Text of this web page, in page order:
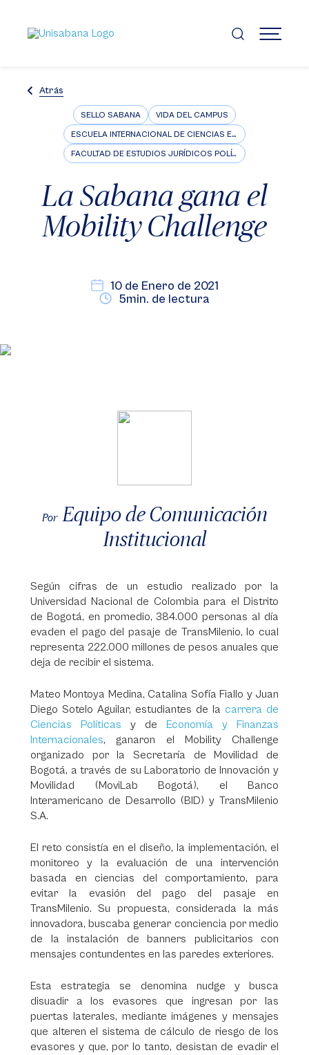
contenido
principal
MENÚ
Atrás
SELLO SABANA VIDA DEL CAMPUS
ESCUELA INTERNACIONAL DE CIENCIAS ECONÓMICAS Y ADMINISTRATIVAS
FACULTAD DE ESTUDIOS JURÍDICOS POLÍTICOS E INTERNACIONALES
La Sabana gana el
Mobility Challenge
10 de Enero de 2021
5min. de lectura
Por Equipo de Comunicación
Institucional
Según cifras de un estudio realizado por la
Universidad Nacional de Colombia para el Distrito
de Bogotá, en promedio, 384.000 personas al día
evaden el pago del pasaje de TransMilenio, lo cual
representa 222.000 millones de pesos anuales que
deja de recibir el sistema.
Mateo Montoya Medina, Catalina Sofía Fiallo y Juan
Diego Sotelo Aguilar, estudiantes de la carrera de
Ciencias Políticas y de Economía y Finanzas
Internacionales, ganaron el Mobility Challenge
organizado por la Secretaría de Movilidad de
Bogotá, a través de su Laboratorio de Innovación y
Movilidad (MoviLab Bogotá), el Banco
Interamericano de Desarrollo (BID) y TransMilenio
S.A.
El reto consistía en el diseño, la implementación, el
monitoreo y la evaluación de una intervención
basada en ciencias del comportamiento, para
evitar la evasión del pago del pasaje en
TransMilenio. Su propuesta, considerada la más
innovadora, buscaba generar conciencia por medio
de la instalación de banners publicitarios con
mensajes contundentes en las paredes exteriores.
Esta estrategia se denomina nudge y busca
disuadir a los evasores que ingresan por las
puertas laterales, mediante imágenes y mensajes
que alteren el sistema de cálculo de riesgo de los
evasores y que, por lo tanto, desistan de evadir el